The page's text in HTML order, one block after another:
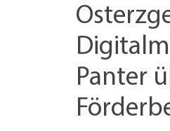
Panter